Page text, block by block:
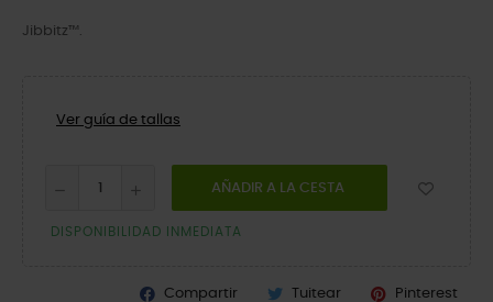
Jibbitz™.
Ver guía de tallas
AÑADIR A LA CESTA
DISPONIBILIDAD INMEDIATA
Compartir Tuitear Pinterest